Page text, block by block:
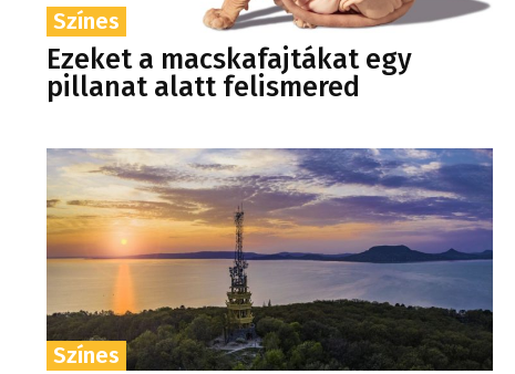
Színes
Ezeket a macskafajtákat egy
pillanat alatt felismered
Színes